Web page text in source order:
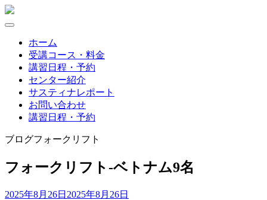
Skip
ホーム
受講コース・料金
講習日程・予約
センター紹介
サスティナレポート
お問い合わせ
講習日程・予約
ブログフォークリフト
フォークリフト-ベトナム9名
2025年8月26日 2025年8月26日